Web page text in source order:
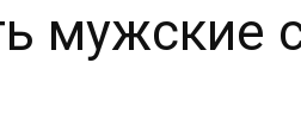
мужские